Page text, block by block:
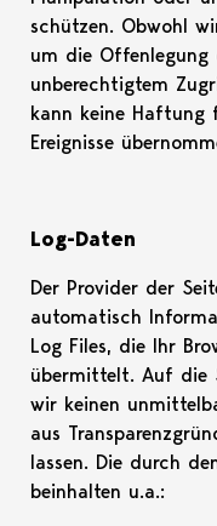
schützen. Obwohl
um die
unberechtigtem
kann keine Haftung
Ereignisse
Log-Daten
Der Provider der
automatisch
Log Files, die Ihr
übermittelt. Auf die
wir keinen
aus
lassen. Die durch
beinhalten u.a.: